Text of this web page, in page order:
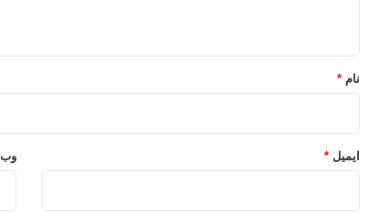
نام *
ایمیل *